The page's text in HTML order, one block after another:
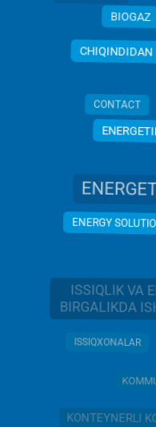
BIOGAZ
CHIQINDIDAN
CONTACT
ENERGY
ISSIQLIK VA
BIRGALIKDA
ISSIQXONALAR
KONTEYNERLI